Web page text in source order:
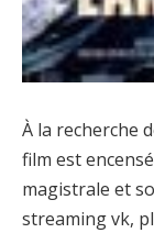
À la recherche
film est
magistrale et
streaming vk,